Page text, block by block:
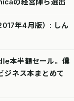
の経営陣ら選出
年4月版）: しん
本半額セール。僕
ジネス本まとめて